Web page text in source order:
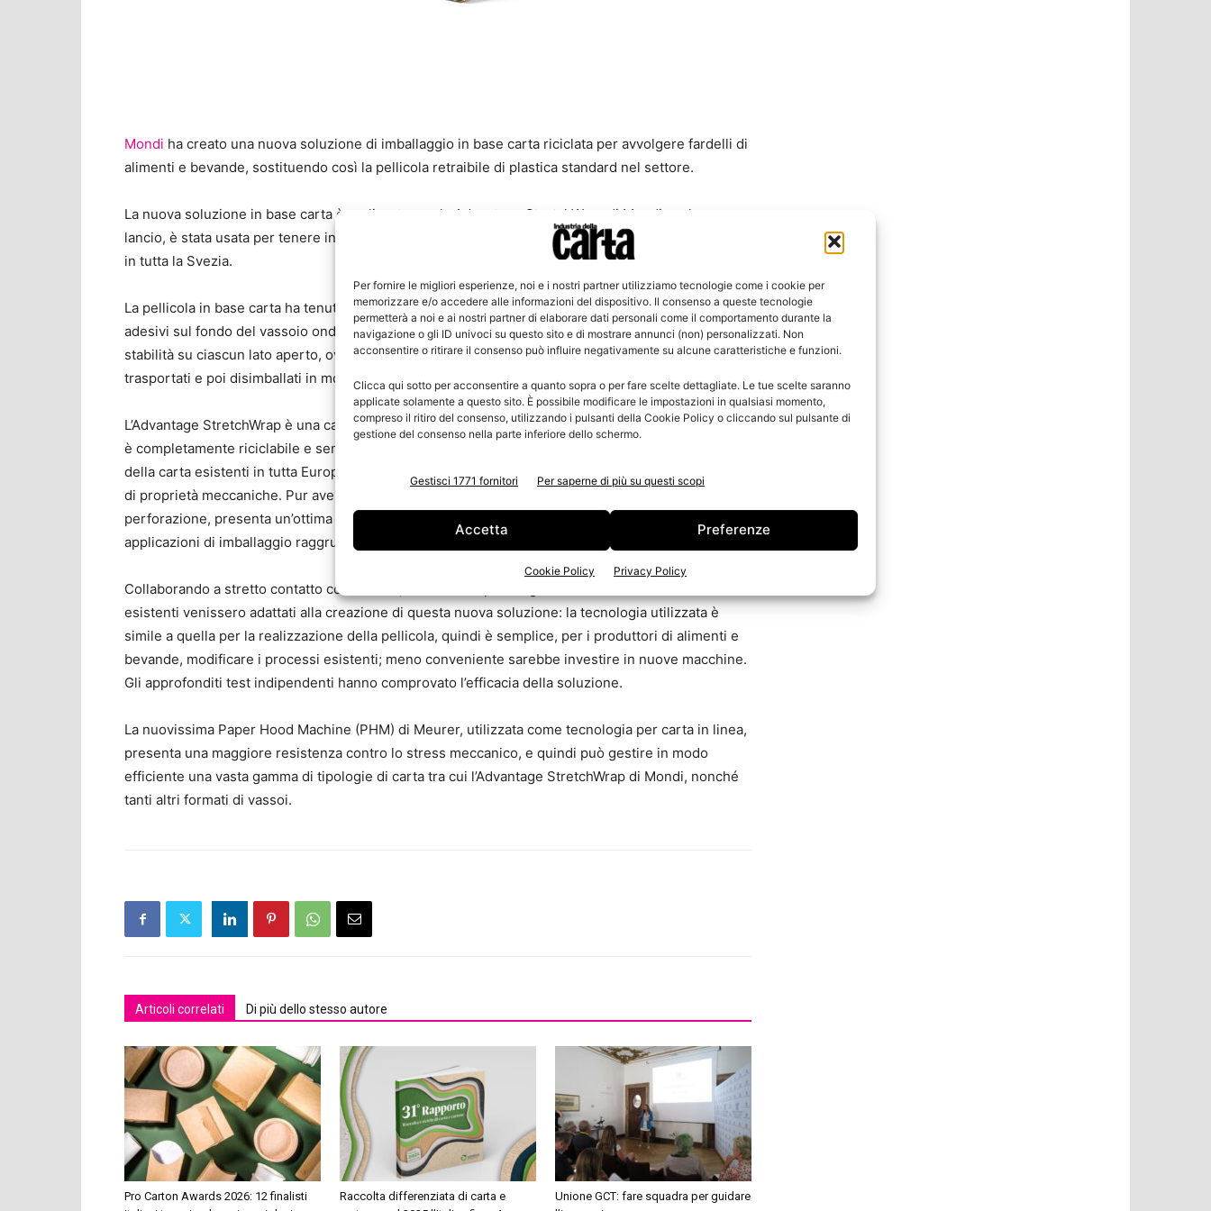
Per fornire le migliori esperienze, noi e i nostri partner utilizziamo tecnologie come i cookie per
memorizzare e/o accedere alle informazioni del dispositivo. Il consenso a queste tecnologie
permetterà a noi e ai nostri partner di elaborare dati personali come il comportamento durante la
navigazione o gli ID univoci su questo sito e di mostrare annunci (non) personalizzati. Non
acconsentire o ritirare il consenso può influire negativamente su alcune caratteristiche e funzioni.
Clicca qui sotto per acconsentire a quanto sopra o per fare scelte dettagliate. Le tue scelte saranno
applicate solamente a questo sito. È possibile modificare le impostazioni in qualsiasi momento,
compreso il ritiro del consenso, utilizzando i pulsanti della Cookie Policy o cliccando sul pulsante di
gestione del consenso nella parte inferiore dello schermo.
Gestisci 1771 fornitori Per saperne di più su questi scopi
Accetta Preferenze
Cookie Policy Privacy Policy
Mondi ha creato una nuova soluzione di imballaggio in base carta riciclata per avvolgere fardelli di
alimenti e bevande, sostituendo così la pellicola retraibile di plastica standard nel settore.
La nuova soluzione in base carta è realizzata con la Advantage StretchWrap di Mondi e, al suo
lancio, è stata usata per tenere insieme 12 confezioni di caffè durante l’imballaggio e la spedizione
in tutta la Svezia.
La pellicola in base carta ha tenuto saldamente in sede le confezioni, fissate con 4-6 gommini
adesivi sul fondo del vassoio ondulato esistente. I punti di piegatura pre-punzonati garantiscono
stabilità su ciascun lato aperto, ovvero, i prodotti all’interno possono essere visionati, impilati,
trasportati e poi disimballati in modo rapido e semplice per la vendita.
L’Advantage StretchWrap è una carta kraft al 100%, realizzata da risorse rinnovabili. Non è rivestita,
è completamente riciclabile e semplice da smaltire per i clienti del settore retail nei flussi di riciclo
della carta esistenti in tutta Europa. Questo prodotto presenta inoltre una combinazione esclusiva
di proprietà meccaniche. Pur avendo un’elevata robustezza e un’eccellente resistenza alla
perforazione, presenta un’ottima estensibilità, rendendo questa soluzione adatta anche per
applicazioni di imballaggio raggruppate, in linea con i futuri requisiti normativi europei.
Collaborando a stretto contatto con
esistenti venissero adattati alla creazione di questa nuova soluzione: la tecnologia utilizzata è
simile a quella per la realizzazione della pellicola, quindi è semplice, per i produttori di alimenti e
bevande, modificare i processi esistenti; meno conveniente sarebbe investire in nuove macchine.
Gli approfonditi test indipendenti hanno comprovato l’efficacia della soluzione.
La nuovissima Paper Hood Machine (PHM) di Meurer, utilizzata come tecnologia per carta in linea,
presenta una maggiore resistenza contro lo stress meccanico, e quindi può gestire in modo
efficiente una vasta gamma di tipologie di carta tra cui l’Advantage StretchWrap di Mondi, nonché
tanti altri formati di vassoi.
Articoli correlati Di più dello stesso autore
Pro Carton Awards 2026: 12 finalisti
Raccolta differenziata di carta e
Unione GCT: fare squadra per guidare